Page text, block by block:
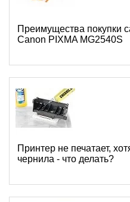
Преимущества покупки
Canon PIXMA MG2540S
Принтер не печатает,
чернила - что делать?